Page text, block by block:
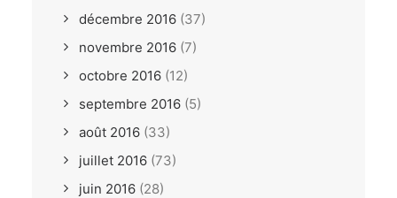
décembre 2016 (37)
novembre 2016 (7)
octobre 2016 (12)
septembre 2016 (5)
août 2016 (33)
juillet 2016 (73)
juin 2016 (28)